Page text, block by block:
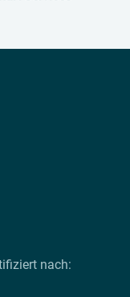
nach: